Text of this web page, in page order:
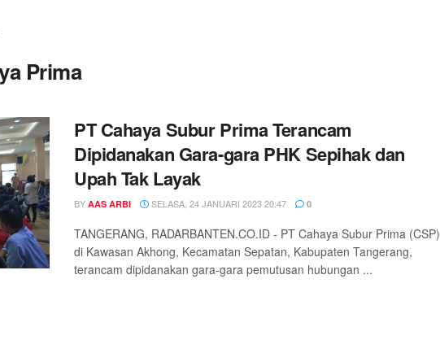
Prima
PT Cahaya Subur Prima Terancam
Dipidanakan Gara-gara PHK Sepihak dan
Upah Tak Layak
BY AAS ARBI SELASA, 24 JANUARI 2023 20:47 0
TANGERANG, RADARBANTEN.CO.ID - PT Cahaya Subur Prima (CSP)
di Kawasan Akhong, Kecamatan Sepatan, Kabupaten Tangerang,
terancam dipidanakan gara-gara pemutusan hubungan ...